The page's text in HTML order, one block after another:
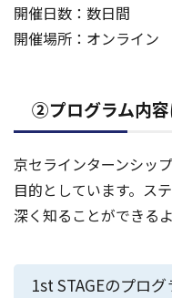
開催日数：数日間
開催場所：オンライン
②プログラム内
京セラインターンシッ
目的としています。ス
深く知ることができる
1st STAGEのプロ